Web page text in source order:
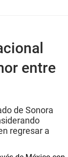
entre
de Sonora
regresar a